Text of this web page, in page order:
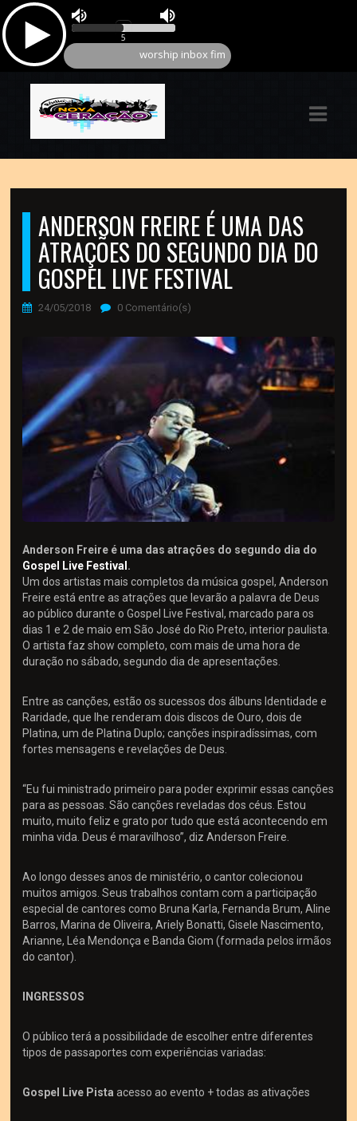
ANDERSON FREIRE É UMA DAS
ATRAÇÕES DO SEGUNDO DIA DO
GOSPEL LIVE FESTIVAL
24/05/2018 0 Comentário(s)
Anderson Freire é uma das atrações do segundo dia do
Gospel Live Festival .
Um dos artistas mais completos da música gospel, Anderson
Freire está entre as atrações que levarão a palavra de Deus
ao público durante o Gospel Live Festival, marcado para os
dias 1 e 2 de maio em São José do Rio Preto, interior paulista.
O artista faz show completo, com mais de uma hora de
duração no sábado, segundo dia de apresentações.
Entre as canções, estão os sucessos dos álbuns Identidade e
Raridade, que lhe renderam dois discos de Ouro, dois de
Platina, um de Platina Duplo; canções inspiradíssimas, com
fortes mensagens e revelações de Deus.
“Eu fui ministrado primeiro para poder exprimir essas canções
para as pessoas. São canções reveladas dos céus. Estou
muito, muito feliz e grato por tudo que está acontecendo em
minha vida. Deus é maravilhoso”, diz Anderson Freire.
Ao longo desses anos de ministério, o cantor colecionou
muitos amigos. Seus trabalhos contam com a participação
especial de cantores como Bruna Karla, Fernanda Brum, Aline
Barros, Marina de Oliveira, Ariely Bonatti, Gisele Nascimento,
Arianne, Léa Mendonça e Banda Giom (formada pelos irmãos
do cantor).
INGRESSOS
O público terá a possibilidade de escolher entre diferentes
tipos de passaportes com experiências variadas:
Gospel Live Pistaacesso ao evento + todas as ativações